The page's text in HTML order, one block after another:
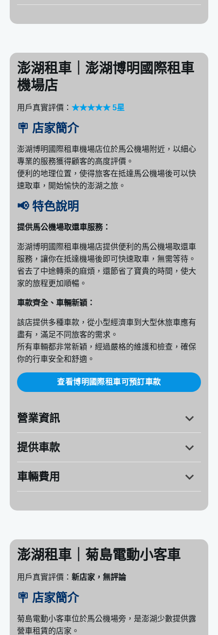
Volkswagen：CARAVELLE
澎湖租車｜澎湖博明國際租車
機場店
用戶真實評價： ★★★★★ 5星
🪧 店家簡介
澎湖博明國際租車機場店位於馬公機場附近，以細心
專業的服務獲得顧客的高度評價。
便利的地理位置，使得旅客在抵達馬公機場後可以快
速取車，開始愉快的澎湖之旅。
📢 特色說明
提供馬公機場取還車服務：
澎湖博明國際租車機場店提供便利的馬公機場取還車
服務，讓你在抵達機場後即可快速取車，無需等待。
省去了中途轉乘的麻煩，還節省了寶貴的時間，使大
家的旅程更加順暢。
車款齊全、車輛新穎：
該店提供多種車款，從小型經濟車到大型休旅車應有
盡有，滿足不同旅客的需求。
所有車輛都非常新穎，經過嚴格的維護和檢查，確保
你的行車安全和舒適。
查看博明國際租車可預訂車款
營業資訊
澎湖縣湖西鄉隘門村118-15號
提供車款
VIOS
車輛費用
澎湖租車｜菊島電動小客車
用戶真實評價： 新店家，無評論
🪧 店家簡介
菊島電動小客車位於馬公機場旁，是澎湖少數提供露
營車租賃的店家。